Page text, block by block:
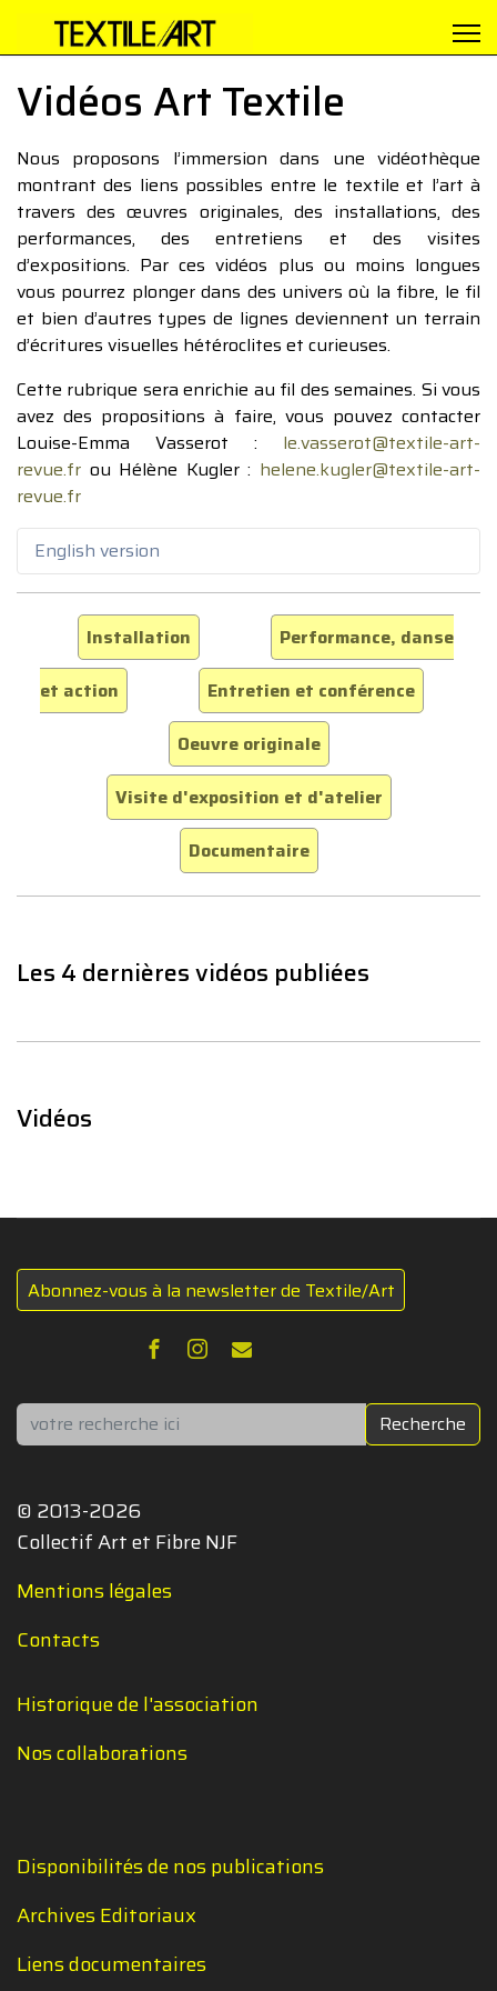
Vidéos Art Textile
Nous proposons l’immersion dans une vidéothèque
montrant des liens possibles entre le textile et l’art à
travers des œuvres originales, des installations, des
performances, des entretiens et des visites
d’expositions. Par ces vidéos plus ou moins longues
vous pourrez plonger dans des univers où la fibre, le fil
et bien d’autres types de lignes deviennent un terrain
d’écritures visuelles hétéroclites et curieuses.
Cette rubrique sera enrichie au fil des semaines. Si vous
avez des propositions à faire, vous pouvez contacter
Louise-Emma Vasserot : le.vasserot@textile-art-
revue.fr ou Hélène Kugler : helene.kugler@textile-art-
revue.fr
English version
Installation
Performance, danse
et action
Entretien et conférence
Oeuvre originale
Visite d'exposition et d'atelier
Documentaire
Les 4 dernières vidéos publiées
Vidéos
Abonnez-vous à la newsletter de Textile/Art
Rechercher Recherche
© 2013-2026
Collectif Art et Fibre NJF
Mentions légales
Contacts
Historique de l'association
Nos collaborations
Disponibilités de nos publications
Archives Editoriaux
Liens documentaires